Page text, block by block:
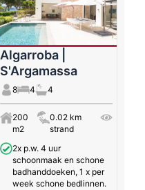
Algarroba |
S'Argamassa
8 4 4
200
m2
0.02 km
strand
2x p.w. 4 uur
schoonmaak en schone
badhanddoeken, 1 x per
week schone bedlinnen.